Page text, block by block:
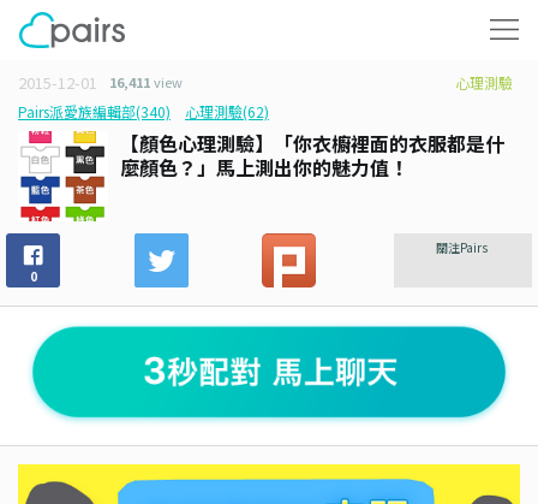
2015-12-01 16,411view
心理測驗
Pairs派愛族編輯部(340)
心理測驗(62)
【顏色心理測驗】「你衣櫥裡面的衣服都是什
麼顏色？」馬上測出你的魅力值！
0
關注Pairs